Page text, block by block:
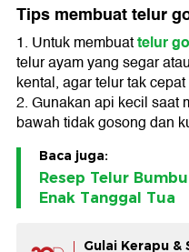
Tips membuat telur
1. Untuk membuattelur
telur ayam yang segar
kental, agar telur tak
2. Gunakan api kecil saat
bawah tidak gosong dan
Baca juga:
Resep Telur
Enak Tanggal Tua
Gulai Kerapu &